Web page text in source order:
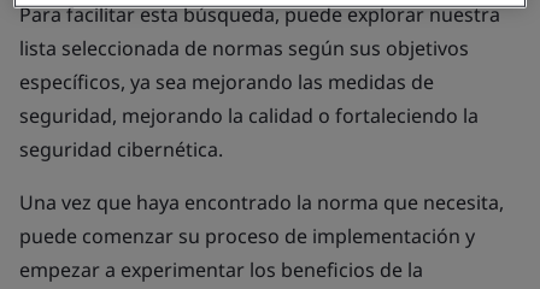
Para facilitar esta búsqueda, puede explorar nuestra
lista seleccionada de normas según sus objetivos
específicos, ya sea mejorando las medidas de
seguridad, mejorando la calidad o fortaleciendo la
seguridad cibernética.
Una vez que haya encontrado la norma que necesita,
puede comenzar su proceso de implementación y
empezar a experimentar los beneficios de la